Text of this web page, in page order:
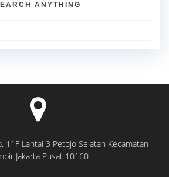
ANYTHING
11F Lantai 3 Petojo Selatan Kecamatan
Jakarta Pusat 10160